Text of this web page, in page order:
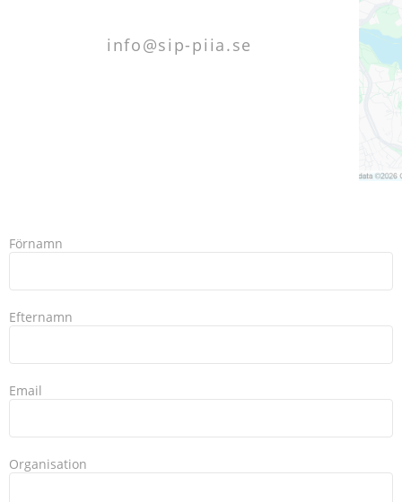
info@sip-piia.se
Förnamn
Efternamn
Email
Organisation